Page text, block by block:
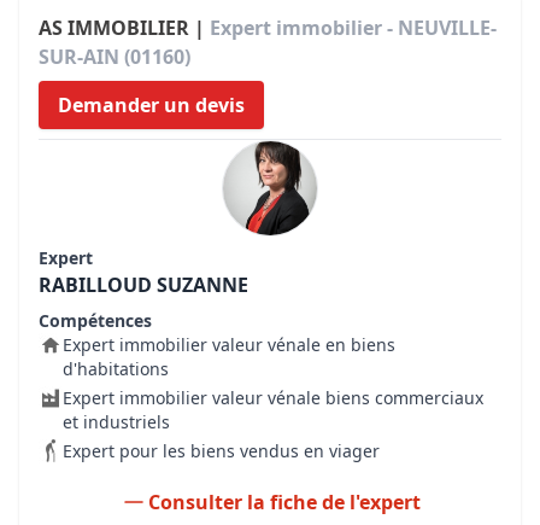
AS IMMOBILIER | Expert immobilier - NEUVILLE-
SUR-AIN (01160)
Demander un devis
Expert
RABILLOUD SUZANNE
Compétences
Expert immobilier valeur vénale en biens
d'habitations
Expert immobilier valeur vénale biens commerciaux
et industriels
Expert pour les biens vendus en viager
Consulter la fiche de l'expert